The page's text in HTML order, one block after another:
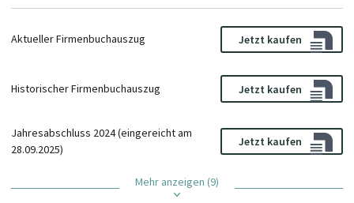
Aktueller Firmenbuchauszug Jetzt kaufen
Historischer Firmenbuchauszug Jetzt kaufen
Jahresabschluss 2024 (eingereicht am
28.09.2025)
Jetzt kaufen
Mehr anzeigen (9)